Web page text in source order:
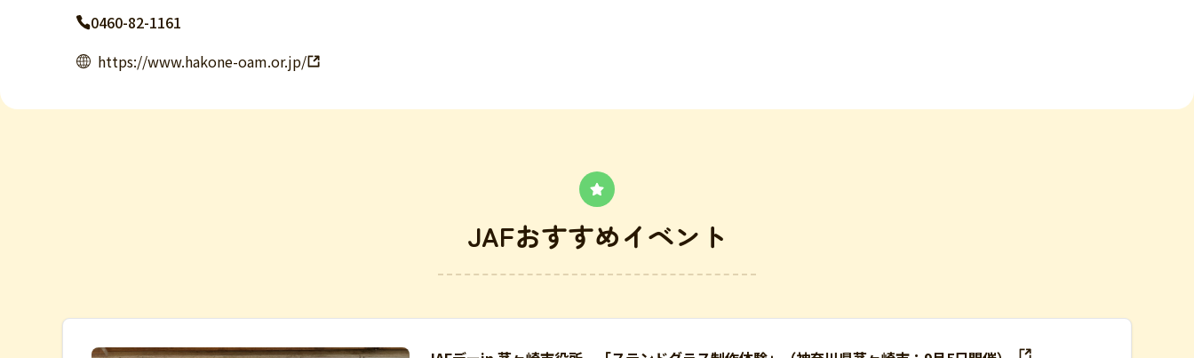
0460-82-1161
https://www.hakone-oam.or.jp/
JAFおすすめイベント